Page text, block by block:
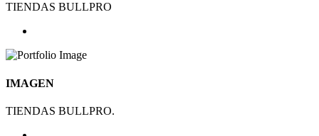
TIENDAS BULLPRO
IMAGEN
TIENDAS BULLPRO.